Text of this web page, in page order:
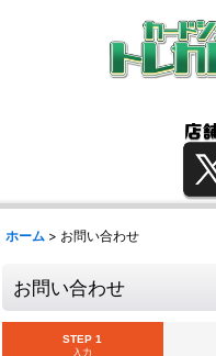
ホーム > お問い合わせ
お問い合わせ
STEP 1
入力